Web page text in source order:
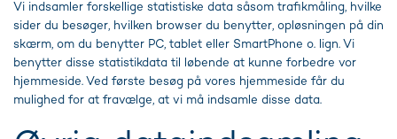
Vi indsamler forskellige statistiske data såsom trafikmåling, hvilke
sider du besøger, hvilken browser du benytter, opløsningen på din
skærm, om du benytter PC, tablet eller SmartPhone o. lign. Vi
benytter disse statistikdata til løbende at kunne forbedre vor
hjemmeside. Ved første besøg på vores hjemmeside får du
mulighed for at fravælge, at vi må indsamle disse data.